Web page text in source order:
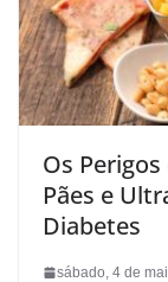
Os
Pães e
Diabetes
sábado, 4 de